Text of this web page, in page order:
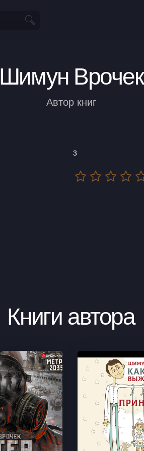
Шимун Врочек
Автор книг
3
Книги автора